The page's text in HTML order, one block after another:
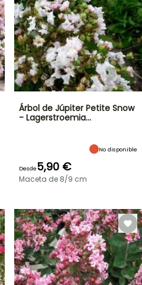
Árbol de Júpiter Petite Snow
- Lagerstroemia…
No disponible
Desde5,90 €
Maceta de 8/9 cm